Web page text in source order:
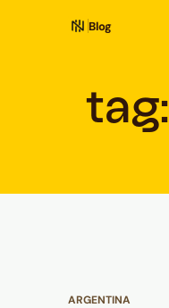
Blog
tag:
ARGENTINA